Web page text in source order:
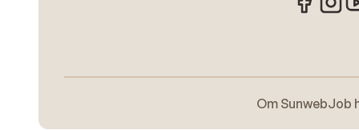
Om SunwebJob